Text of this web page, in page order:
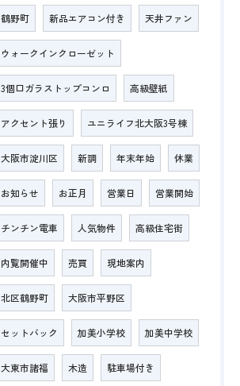
鶴野町 新品エアコン付き 天井ファン
ウォークインクローゼット
3個口ガラストップコンロ 高級壁紙
アクセント張り ユニライフ北大阪3号棟
大阪市淀川区 新調 年末年始 休業
お知らせ お正月 営業日 営業開始
チンチン電車 人気物件 高級住宅街
内覧開催中 売買 現地案内
北区鶴野町 大阪市平野区
セットバック 加美小学校 加美中学校
大東市諸福 木造 駐車場付き